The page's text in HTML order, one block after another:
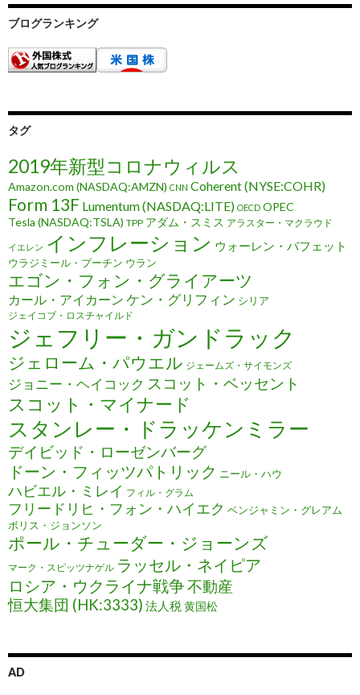
ブログランキング
タグ
2019年新型コロナウィルス
Amazon.com (NASDAQ:AMZN) CNN Coherent (NYSE:COHR)
Form 13F Lumentum (NASDAQ:LITE) OECD OPEC
Tesla (NASDAQ:TSLA) TPP アダム・スミス アラスター・マクラウド
イエレン インフレーション ウォーレン・バフェット
ウラジミール・プーチン ウラン
エゴン・フォン・グライアーツ
カール・アイカーン ケン・グリフィン シリア
ジェイコブ・ロスチャイルド
ジェフリー・ガンドラック
ジェローム・パウエル ジェームズ・サイモンズ
ジョニー・ヘイコック スコット・ベッセント
スコット・マイナード
スタンレー・ドラッケンミラー
デイビッド・ローゼンバーグ
ドーン・フィッツパトリック ニール・ハウ
ハビエル・ミレイ フィル・グラム
フリードリヒ・フォン・ハイエク ベンジャミン・グレアム
ボリス・ジョンソン
ポール・チューダー・ジョーンズ
マーク・スピッツナゲル ラッセル・ネイピア
ロシア・ウクライナ戦争不動産
恒大集団 (HK:3333) 法人税黄国松
AD